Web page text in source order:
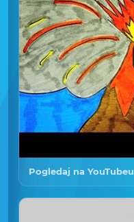
Pogledaj na YouTubeu